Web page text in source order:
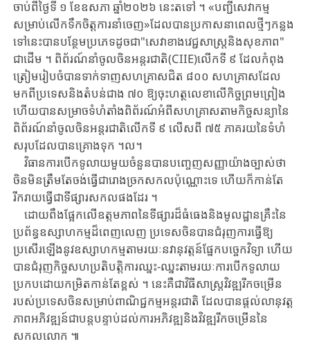
ចាប់ពីថ្ងៃទី ​១ ​ខែ​ឧស​ភា ​ឆ្នាំ២០២៦ ​នេះ​តទៅ ​។ ​«បញ្ជីសេវាកម្ម​
សម្រាប់​លើកទឹកចិត្ត​ការនាំចេញ»​ដែល​បាន​ប្រកា​ស​នាពេលថ្មីៗកន្លង
ទៅនេះ​បាន​បន្ថែម​ប្រភេទ​ដូចជា​"សេវា​ខាង​វេជ្ជសាស្ត្រ​និង​សុខ​ភាព"​
ជាដើម ​។ ​ពិព័រណ៍នាំចូលចិនអន្តរជាតិ(CIIE)លើកទី ​៩ ​ដែល​កំពុង​
ត្រៀមរៀបចំ​បាន​ទាក់​ទាញ​សហគ្រាស​ជិត ​៨០០ ​សហគ្រាស​ដែល
មកពី​ប្រទេស​និង​តំបន់ជាង ​៧០ ​ឱ្យ​ចុះ​ហ​ត្ថលេខា​លើ​កិច្ចព្រមព្រៀង ​
ហើយ​បាន​សម្រាច​ទំហំតាំងពិព័រណ៍​អំពី​សហគ្រាស​តាម​កិច្ច​សន្យា​នៃ
ពិព័រណ៍នាំចូលចិនអន្តរជាតិលើកទី ​៩ ​លើសពី ​៧៥ ​ភាគរយ​នៃ​ទំហំ​
សរុប​ដែល​បានគ្រោងទុក ​។ល។
វិធានការបើកទូលាយមួយចំនួន​បានបញ្ចេញសញ្ញាយ៉ាងច្បាស់ថា ​
ចិនមិនត្រឹមតែចង់ធ្វើ​ជា​រោងច្រក​សកល​ប៉ុណ្ណោះទេ ​ហើយក៏កាន់តែ
រីករាយធ្វើជាទីផ្សារសកល​ផងដែរ ​។
ដោយពឹងផ្អែកលើឧត្តមភាពនៃទីផ្សារដ៏ធំធេង​និង​មូលដ្ឋានគ្រឹះ​នៃ​
ប្រព័ន្ធឧស្សាហ​កម្ម​ដ៏​ពេញ​លេញ ​ប្រទេសចិន​បាន​ជំរុញ​ការធ្វើឱ្យ
ប្រសើរឡើងនូវឧស្សាហកម្មតាមរយៈ​នវានុ​វត្ត​ន៍​ផ្នែក​បច្ចេកវិទ្យា ​ហើយ​
បាន​ជំរុញកិច្ចសហប្រតិបតិ្តការឈ្នះ-ឈ្នះ​តាមរយៈ​ការ​បើក​ទូលាយ​
ប្រកប​ដោយ​កម្រិត​កាន់តែខ្ពស់ ​។ ​នេះគឺជា​វិធីសាស្ត្រ​វិវឌ្ឍរីកចម្រើន​
របស់​ប្រ​ទេ​ស​ចិន​សម្រាប់​ពាណិជ្ជកម្ម​អន្តរជាតិ ​ដែលបាន​ផ្តល់លានុវត្ត
ភាពអភិវឌ្ឍន៍​ជាបន្តបន្ទាប់​ដល់​ការ​អភិវឌ្ឍ​និង​វិវឌ្ឍ​រីក​ចម្រើន​នៃ​
សកលលោក ​៕​